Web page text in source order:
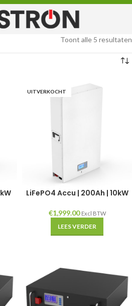
Toont alle 5 resultaten
UITVERKOCHT
LiFePO4 Accu | 200Ah | 10kW
€1,999.00 Excl BTW
LEES VERDER